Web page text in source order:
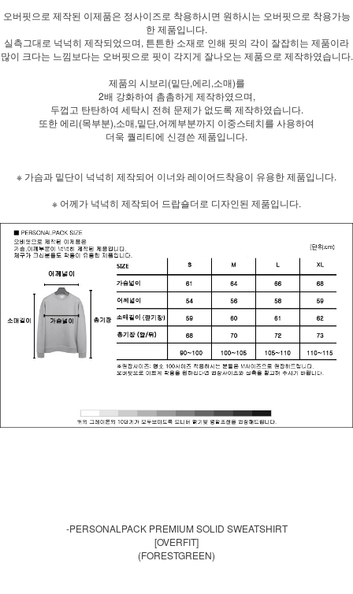
오버핏으로 제작된 이제품은 정사이즈로 착용하시면 원하시는 오버핏으로 착용가능
한 제품입니다.
실측그대로 넉넉히 제작되었으며, 튼튼한 소재로 인해 핏의 각이 잘잡히는 제품이라
많이 크다는 느낌보다는 오버핏으로 핏이 각지게 잘나오는 제품으로 제작하였습니다.
제품의 시보리(밑단,에리,소매)를
2배 강화하여 촘촘하게 제작하였으며,
두껍고 탄탄하여 세탁시 전혀 문제가 없도록 제작하였습니다.
또한 에리(목부분),소매,밑단,어께부분까지 이중스테치를 사용하여
더욱 퀄리티에 신경쓴 제품입니다.
※ 가슴과 밑단이 넉넉히 제작되어 이너와 레이어드착용이 유용한 제품입니다.
※ 어께가 넉넉히 제작되어 드랍숄더로 디자인된 제품입니다.
-PERSONALPACK PREMIUM SOLID SWEATSHIRT
[OVERFIT]
(FORESTGREEN)